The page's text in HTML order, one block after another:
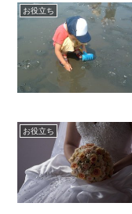
お役立ち
お役立ち